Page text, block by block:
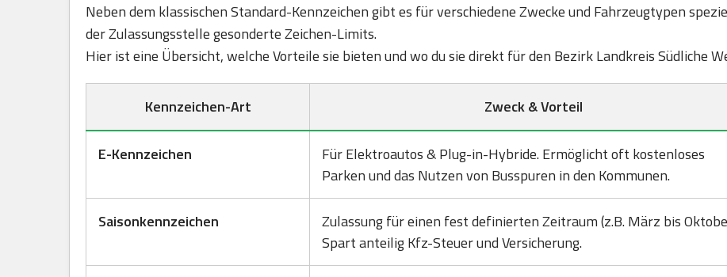
Neben dem klassischen Standard-Kennzeichen gibt es für verschiedene Zwecke und Fahrzeugtypen
der Zulassungsstelle gesonderte Zeichen-Limits.
Hier ist eine Übersicht, welche Vorteile sie bieten und wo du sie direkt für den Bezirk Landkreis Südliche
Kennzeichen-Art Zweck & Vorteil
E-Kennzeichen
Für Elektroautos & Plug-in-Hybride. Ermöglicht oft kostenloses
Parken und das Nutzen von Busspuren in den Kommunen.
Saisonkennzeichen
Zulassung für einen fest definierten Zeitraum (z.B. März bis
Spart anteilig Kfz-Steuer und Versicherung.